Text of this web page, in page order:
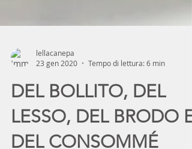
23 gen 2020
Tempo di lettura: 6 min
DEL BOLLITO, DEL
LESSO, DEL BRODO E